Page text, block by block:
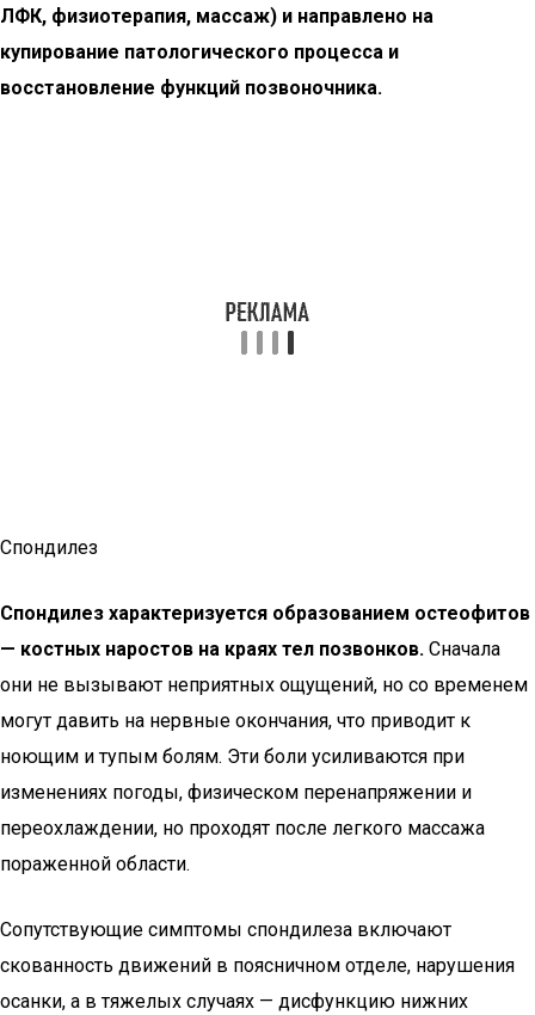
ЛФК, физиотерапия, массаж) и направлено на
купирование патологического процесса и
восстановление функций позвоночника.
Спондилез
Спондилез характеризуется образованием остеофитов
— костных наростов на краях тел позвонков. Сначала
они не вызывают неприятных ощущений, но со временем
могут давить на нервные окончания, что приводит к
ноющим и тупым болям. Эти боли усиливаются при
изменениях погоды, физическом перенапряжении и
переохлаждении, но проходят после легкого массажа
пораженной области.
Сопутствующие симптомы спондилеза включают
скованность движений в поясничном отделе, нарушения
осанки, а в тяжелых случаях — дисфункцию нижних